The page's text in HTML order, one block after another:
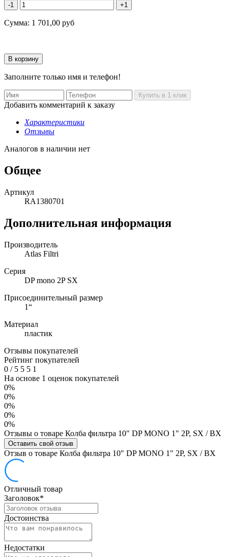
-1 +1
Сумма: 1 701,00 руб
Заполните только имя и телефон!
Добавить комментарий к заказу
Характеристики
Отзывы
Аналогов в наличии нет
Общее
Артикул
RA1380701
Дополнительная информация
Производитель
Atlas Filtri
Серия
DP mono 2P SX
Присоединительный размер
1“
Материал
пластик
Отзывы покупателей
Рейтинг покупателей
0 /5 5 5 1
На основе 1 оценок покупателей
0%
0%
0%
0%
0%
Отзывы о товаре Колба фильтра 10" DP MONO 1" 2P, SX / BX
Оставить свой отзыв
Отзыв о товаре Колба фильтра 10" DP MONO 1" 2P, SX / BX
Отличный товар
Заголовок*
Достоинства
Недостатки